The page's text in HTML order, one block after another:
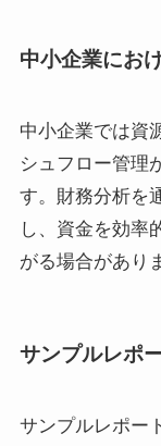
中小企業にお
中小企業では資
シュフロー管理
す。財務分析を
し、資金を効率
がる場合があり
サンプルレポ
サンプルレポー